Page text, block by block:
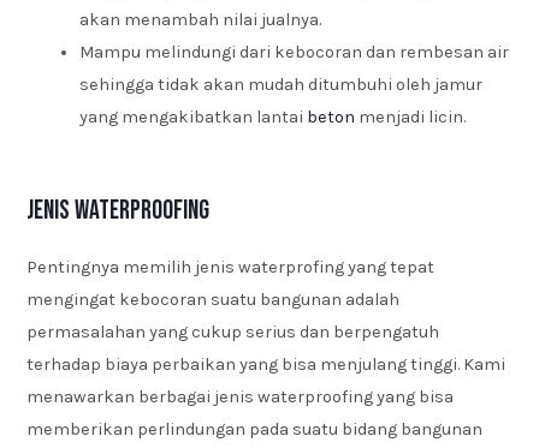
akan menambah nilai jualnya.
Mampu melindungi dari kebocoran dan rembesan air
sehingga tidak akan mudah ditumbuhi oleh jamur
yang mengakibatkan lantai beton menjadi licin.
Jenis Waterproofing
Pentingnya memilih jenis waterprofing yang tepat
mengingat kebocoran suatu bangunan adalah
permasalahan yang cukup serius dan berpengatuh
terhadap biaya perbaikan yang bisa menjulang tinggi. Kami
menawarkan berbagai jenis waterproofing yang bisa
memberikan perlindungan pada suatu bidang bangunan